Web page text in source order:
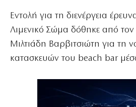
Εντολή για τη διενέργεια
Λιμενικό Σώμα δόθηκε από
Μιλτιάδη Βαρβιτσιώτη για τη
κατασκευών του beach bar